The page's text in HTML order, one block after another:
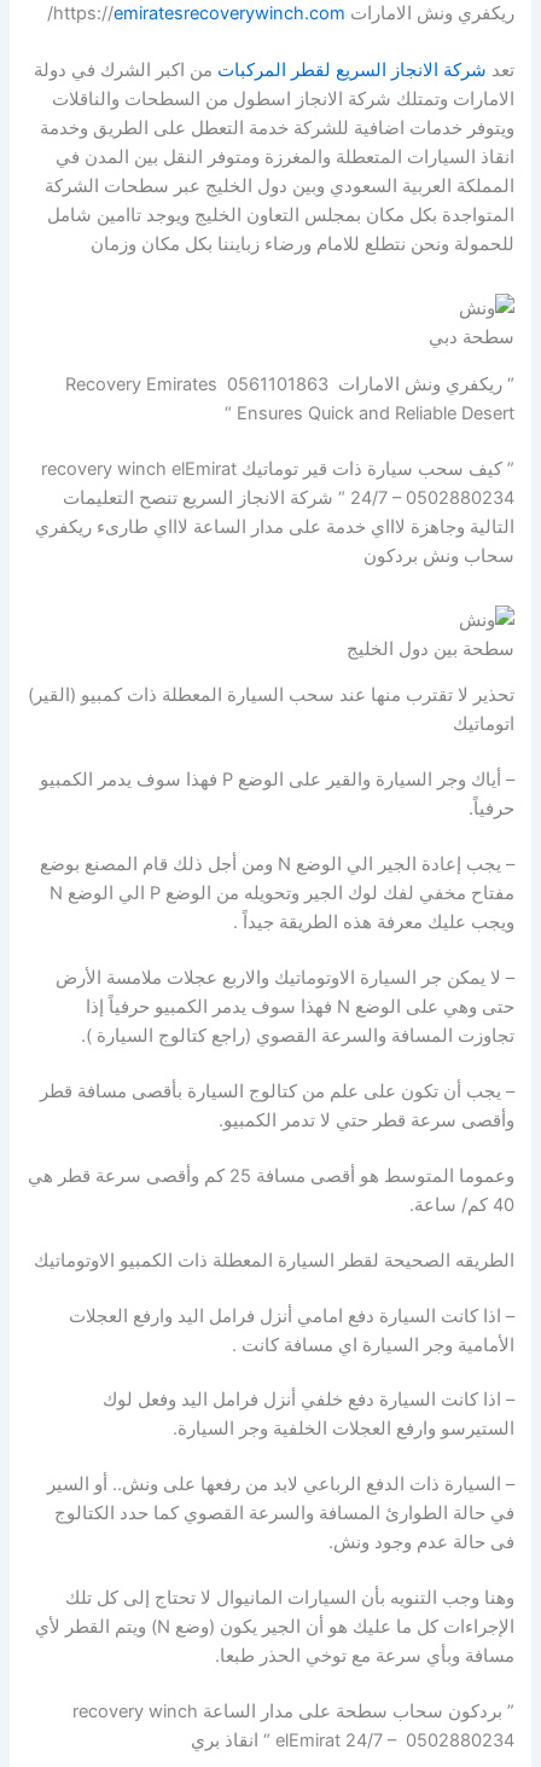
ريكفري ونش الامارات https:// emiratesrecoverywinch.com
/
تعد شركة الانجاز السريع لقطر المركبات من اكبر الشرك في دولة
الامارات وتمتلك شركة الانجاز اسطول من السطحات والناقلات
ويتوفر خدمات اضافية للشركة خدمة التعطل على الطريق وخدمة
انقاذ السيارات المتعطلة والمغرزة ومتوفر النقل بين المدن في
المملكة العربية السعودي وبين دول الخليج عبر سطحات الشركة
المتواجدة بكل مكان بمجلس التعاون الخليج ويوجد تاامين شامل
للحمولة ونحن نتطلع للامام ورضاء زبايننا بكل مكان وزمان
سطحة دبي
“ ريكفري ونش الامارات 0561101863 Recovery Emirates
Ensures Quick and Reliable Desert “
” كيف سحب سيارة ذات قير توماتيك recovery winch elEmirat
24/7 – 0502880234 “ شركة الانجاز السريع تنصح التعليمات
التالية وجاهزة لاااي خدمة على مدار الساعة لاااي طارىء ريكفري
سحاب ونش بردكون
سطحة بين دول الخليج
تحذير لا تقترب منها عند سحب السيارة المعطلة ذات كمبيو (القير)
اتوماتيك
– أياك وجر السيارة والقير على الوضع P فهذا سوف يدمر الكمبيو
حرفياً.
– يجب إعادة الجير الي الوضع N ومن أجل ذلك قام المصنع بوضع
مفتاح مخفي لفك لوك الجير وتحويله من الوضع P الي الوضع N
ويجب عليك معرفة هذه الطريقة جيداً .
– لا يمكن جر السيارة الاوتوماتيك والاربع عجلات ملامسة الأرض
حتى وهي على الوضع N فهذا سوف يدمر الكمبيو حرفياً إذا
تجاوزت المسافة والسرعة القصوي (راجع كتالوج السيارة ).
– يجب أن تكون على علم من كتالوج السيارة بأقصى مسافة قطر
وأقصى سرعة قطر حتي لا تدمر الكمبيو.
وعموما المتوسط هو أقصى مسافة 25 كم وأقصى سرعة قطر هي
40 كم/ ساعة.
الطريقه الصحيحة لقطر السيارة المعطلة ذات الكمبيو الاوتوماتيك
– اذا كانت السيارة دفع امامي أنزل فرامل اليد وارفع العجلات
الأمامية وجر السيارة اي مسافة كانت .
– اذا كانت السيارة دفع خلفي أنزل فرامل اليد وفعل لوك
الستيرسو وارفع العجلات الخلفية وجر السيارة.
– السيارة ذات الدفع الرباعي لابد من رفعها على ونش.. أو السير
في حالة الطوارئ المسافة والسرعة القصوي كما حدد الكتالوج
فى حالة عدم وجود ونش.
وهنا وجب التنويه بأن السيارات المانيوال لا تحتاج إلى كل تلك
الإجراءات كل ما عليك هو أن الجير يكون (وضع N) ويتم القطر لأي
مسافة وبأي سرعة مع توخي الحذر طبعا.
” بردكون سحاب سطحة على مدار الساعة recovery winch
elEmirat 24/7 – 0502880234 “ انقاذ بري